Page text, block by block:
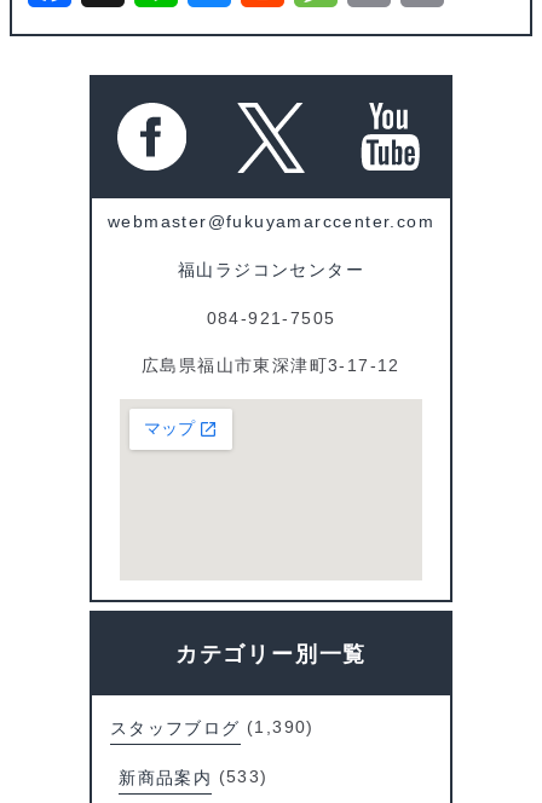
n
e
u
e
k
d
d
i
t
s
g
i
n
t
a
webmaster@fukuyamarccenter.com
福山ラジコンセンター
084-921-7505
広島県福山市東深津町3-17-12
カテゴリー別一覧
スタッフブログ (1,390)
新商品案内 (533)